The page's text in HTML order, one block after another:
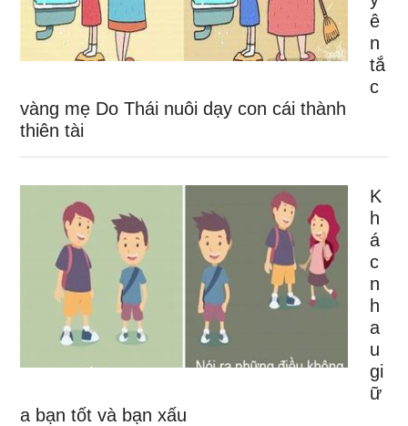
ê
n
tắ
c
vàng mẹ Do Thái nuôi dạy con cái thành
thiên tài
K
h
á
c
n
h
a
u
gi
ữ
a bạn tốt và bạn xấu